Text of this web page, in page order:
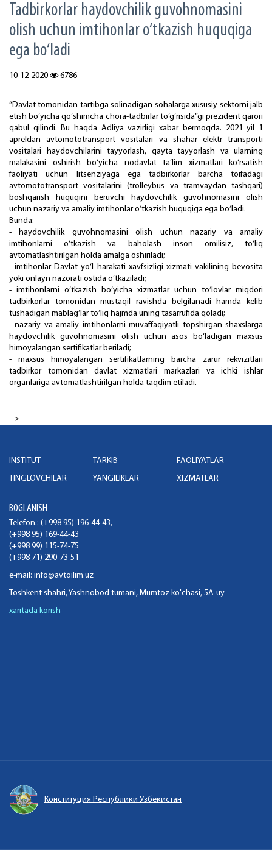
Tadbirkorlar haydovchilik guvohnomasini
olish uchun imtihonlar o‘tkazish huquqiga
ega bo‘ladi
10-12-2020 6786
“Davlat tomonidan tartibga solinadigan sohalarga xususiy sektorni jalb
etish bo‘yicha qo‘shimcha chora-tadbirlar to‘g‘risida”gi prezident qarori
qabul qilindi. Bu haqda Adliya vazirligi xabar bermoqda. 2021 yil 1
apreldan avtomototransport vositalari va shahar elektr transporti
vositalari haydovchilarini tayyorlash, qayta tayyorlash va ularning
malakasini oshirish bo‘yicha nodavlat ta’lim xizmatlari ko‘rsatish
faoliyati uchun litsenziyaga ega tadbirkorlar barcha toifadagi
avtomototransport vositalarini (trolleybus va tramvaydan tashqari)
boshqarish huquqini beruvchi haydovchilik guvohnomasini olish
uchun nazariy va amaliy imtihonlar o‘tkazish huquqiga ega bo‘ladi.
Bunda:
- haydovchilik guvohnomasini olish uchun nazariy va amaliy
imtihonlarni o‘tkazish va baholash inson omilisiz, to‘liq
avtomatlashtirilgan holda amalga oshiriladi;
- imtihonlar Davlat yo‘l harakati xavfsizligi xizmati vakilining bevosita
yoki onlayn nazorati ostida o‘tkaziladi;
- imtihonlarni o‘tkazish bo‘yicha xizmatlar uchun to‘lovlar miqdori
tadbirkorlar tomonidan mustaqil ravishda belgilanadi hamda kelib
tushadigan mablag‘lar to‘liq hajmda uning tasarrufida qoladi;
- nazariy va amaliy imtihonlarni muvaffaqiyatli topshirgan shaxslarga
haydovchilik guvohnomasini olish uchun asos bo‘ladigan maxsus
himoyalangan sertifikatlar beriladi;
- maxsus himoyalangan sertifikatlarning barcha zarur rekvizitlari
tadbirkor tomonidan davlat xizmatlari markazlari va ichki ishlar
organlariga avtomatlashtirilgan holda taqdim etiladi.
-->
INSTITUT TARKIB
FAOLIYATLAR
TINGLOVCHILAR
YANGILIKLAR XIZMATLAR
BOGLANISH
Telefon.: (+998 95) 196-44-43,
(+998 95) 169-44-43
(+998 99) 115-74-75
(+998 71) 290-73-51
e-mail: info@avtoilim.uz
Toshkent shahri, Yashnobod tumani, Mumtoz ko'chasi, 5A-uy
xaritada korish
Конституция Республики Узбекистан